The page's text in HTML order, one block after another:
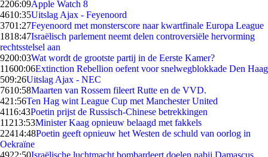
2206:09Apple Watch 8
4610:35Uitslag Ajax - Feyenoord
3701:27Feyenoord met monsterscore naar kwartfinale Europa League
1818:47Israëlisch parlement neemt delen controversiële hervorming
rechtsstelsel aan
9200:03Wat wordt de grootste partij in de Eerste Kamer?
11600:06Extinction Rebellion oefent voor snelwegblokkade Den Haag
509:26Uitslag Ajax - NEC
7610:58Maarten van Rossem fileert Rutte en de VVD.
421:56Ten Hag wint League Cup met Manchester United
4116:43Poetin prijst de Russisch-Chinese betrekkingen
11213:53Minister Kaag opnieuw belaagd met fakkels
22414:48Poetin geeft opnieuw het Westen de schuld van oorlog in
Oekraïne
4922:50Israëlische luchtmacht bombardeert doelen nabij Damascus